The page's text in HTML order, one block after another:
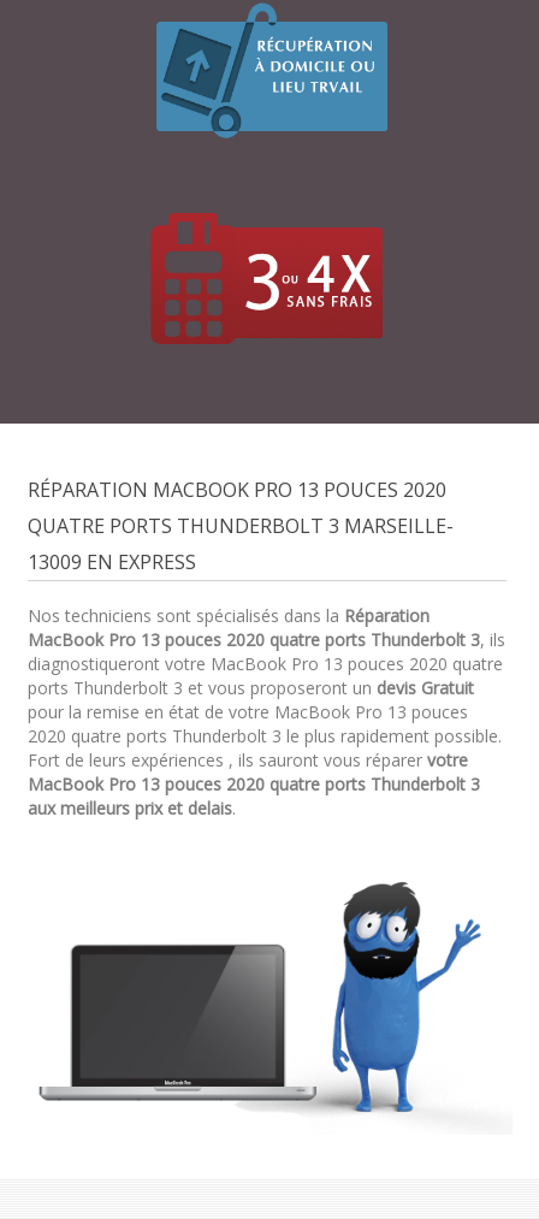
RÉPARATION MACBOOK PRO 13 POUCES 2020
QUATRE PORTS THUNDERBOLT 3 MARSEILLE-
13009 EN EXPRESS
Nos techniciens sont spécialisés dans la Réparation
MacBook Pro 13 pouces 2020 quatre ports Thunderbolt 3, ils
diagnostiqueront votre MacBook Pro 13 pouces 2020 quatre
ports Thunderbolt 3 et vous proposeront un devis Gratuit
pour la remise en état de votre MacBook Pro 13 pouces
2020 quatre ports Thunderbolt 3 le plus rapidement possible.
Fort de leurs expériences , ils sauront vous réparer votre
MacBook Pro 13 pouces 2020 quatre ports Thunderbolt 3
aux meilleurs prix et delais.